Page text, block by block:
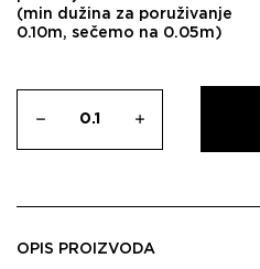
(min dužina za poruživanje
0.10m, sečemo na 0.05m)
OPIS PROIZVODA